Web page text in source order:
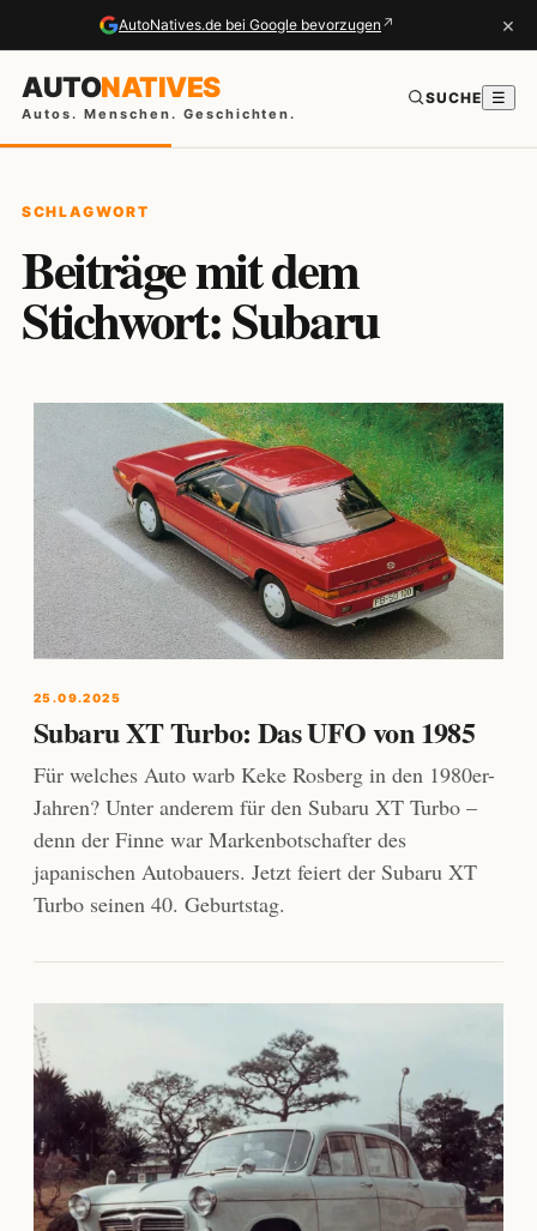
AutoNatives.de bei Google bevorzugen ↗ ×
AUTONATIVES
Autos. Menschen. Geschichten.
SUCHE ☰
SCHLAGWORT
Beiträge mit dem
Stichwort: Subaru
25.09.2025
Subaru XT Turbo: Das UFO von 1985
Für welches Auto warb Keke Rosberg in den 1980er-
Jahren? Unter anderem für den Subaru XT Turbo –
denn der Finne war Markenbotschafter des
japanischen Autobauers. Jetzt feiert der Subaru XT
Turbo seinen 40. Geburtstag.